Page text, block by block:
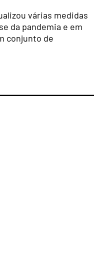
várias medidas
da pandemia e em
conjunto de